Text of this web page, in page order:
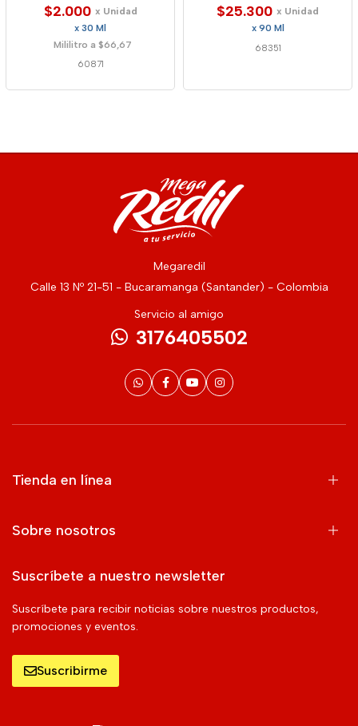
$2.000 x Unidad
x 30 Ml
Mililitro a $66,67
60871
$25.300 x Unidad
x 90 Ml
68351
Megaredil
Calle 13 Nº 21-51 - Bucaramanga (Santander) - Colombia
Servicio al amigo
3176405502
Tienda en línea
Sobre nosotros
Suscríbete a nuestro newsletter
Suscríbete para recibir noticias sobre nuestros productos,
promociones y eventos.
Suscribirme